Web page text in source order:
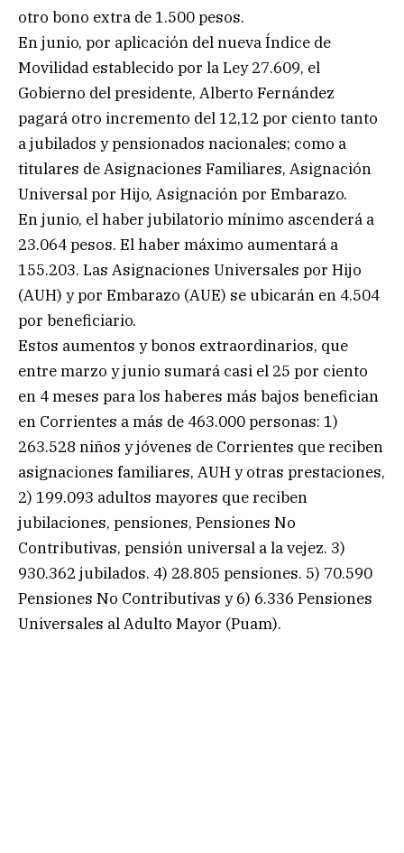
otro bono extra de 1.500 pesos.
En junio, por aplicación del nueva Índice de
Movilidad establecido por la Ley 27.609, el
Gobierno del presidente, Alberto Fernández
pagará otro incremento del 12,12 por ciento tanto
a jubilados y pensionados nacionales; como a
titulares de Asignaciones Familiares, Asignación
Universal por Hijo, Asignación por Embarazo.
En junio, el haber jubilatorio mínimo ascenderá a
23.064 pesos. El haber máximo aumentará a
155.203. Las Asignaciones Universales por Hijo
(AUH) y por Embarazo (AUE) se ubicarán en 4.504
por beneficiario.
Estos aumentos y bonos extraordinarios, que
entre marzo y junio sumará casi el 25 por ciento
en 4 meses para los haberes más bajos benefician
en Corrientes a más de 463.000 personas: 1)
263.528 niños y jóvenes de Corrientes que reciben
asignaciones familiares, AUH y otras prestaciones,
2) 199.093 adultos mayores que reciben
jubilaciones, pensiones, Pensiones No
Contributivas, pensión universal a la vejez. 3)
930.362 jubilados. 4) 28.805 pensiones. 5) 70.590
Pensiones No Contributivas y 6) 6.336 Pensiones
Universales al Adulto Mayor (Puam).